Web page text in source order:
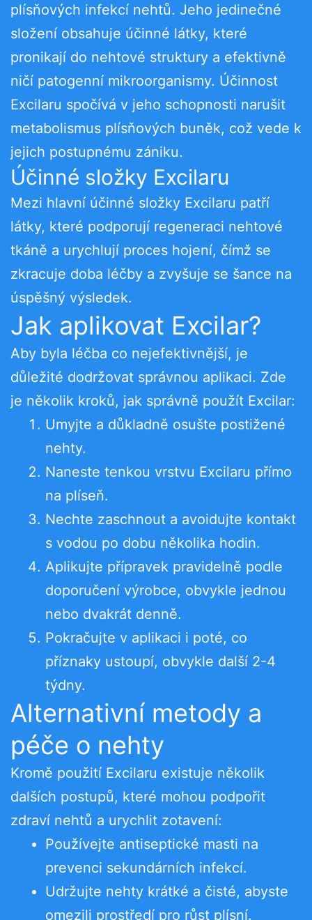
plísňových infekcí nehtů. Jeho jedinečné
složení obsahuje účinné látky, které
pronikají do nehtové struktury a efektivně
ničí patogenní mikroorganismy. Účinnost
Excilaru spočívá v jeho schopnosti narušit
metabolismus plísňových buněk, což vede k
jejich postupnému zániku.
Účinné složky Excilaru
Mezi hlavní účinné složky Excilaru patří
látky, které podporují regeneraci nehtové
tkáně a urychlují proces hojení, čímž se
zkracuje doba léčby a zvyšuje se šance na
úspěšný výsledek.
Jak aplikovat Excilar?
Aby byla léčba co nejefektivnější, je
důležité dodržovat správnou aplikaci. Zde
je několik kroků, jak správně použít Excilar:
Umyjte a důkladně osušte postižené
nehty.
Naneste tenkou vrstvu Excilaru přímo
na plíseň.
Nechte zaschnout a avoidujte kontakt
s vodou po dobu několika hodin.
Aplikujte přípravek pravidelně podle
doporučení výrobce, obvykle jednou
nebo dvakrát denně.
Pokračujte v aplikaci i poté, co
příznaky ustoupí, obvykle další 2-4
týdny.
Alternativní metody a
péče o nehty
Kromě použití Excilaru existuje několik
dalších postupů, které mohou podpořit
zdraví nehtů a urychlit zotavení:
Používejte antiseptické masti na
prevenci sekundárních infekcí.
Udržujte nehty krátké a čisté, abyste
omezili prostředí pro růst plísní.